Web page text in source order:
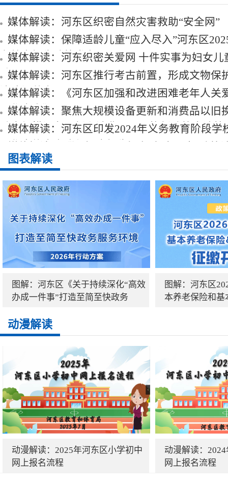
媒体解读：河东区织密自然灾害救助“安全网”
媒体解读：保障适龄儿童“应入尽入”河东区
务教育招生政策发布
媒体解读：河东织密关爱网 十件实事为妇女儿
“加码”
媒体解读：河东区推行考古前置，形成文物保
济建设共赢
媒体解读：《河东区加强和改进困难老年人关
工作方案》
媒体解读：聚焦大规模设备更新和消费品以旧
动大规模设备更新和消费品以旧换新政策直达快
媒体解读：河东区印发2024年义务教育阶段学
工作实施方案确保阳光招生
（第二批）》
媒体解读：推动“无废”城市发展，擦亮城市绿
底色
图表解读
图解：河东区《关于持续深化“高效
办成一件事”打造至简至快政务
图解：河东区
本养老保险和基
动漫解读
动漫解读：2025年河东区小学初中
网上报名流程
动漫解读：
网上报名流程